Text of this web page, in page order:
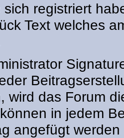
sich registriert
Text welches
wird das Forum
in jedem
angefügt